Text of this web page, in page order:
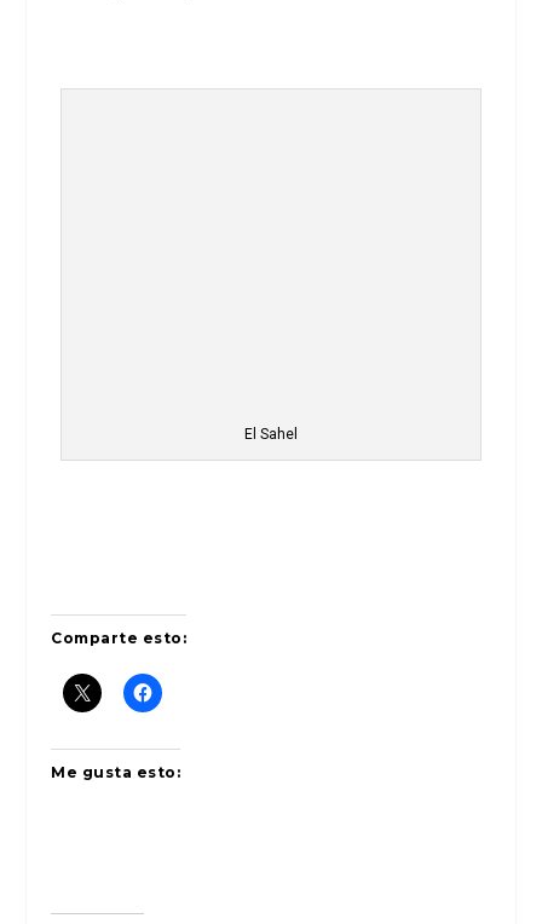
El Sahel
Comparte esto:
Me gusta esto: